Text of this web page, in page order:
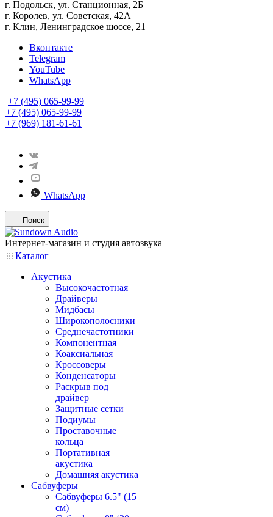
г. Подольск, ул. Станционная, 2Б
г. Королев, ул. Советская, 42А
г. Клин, Ленинградское шоссе, 21
Вконтакте
Telegram
YouTube
WhatsApp
+7 (495) 065-99-99
+7 (495) 065-99-99
+7 (969) 181-61-61
WhatsApp
Поиск
Интернет-магазин и студия автозвука
Каталог
Акустика
Высокочастотная
Драйверы
Мидбасы
Широкополосники
Среднечастотники
Компонентная
Коаксиальная
Кроссоверы
Конденсаторы
Раскрыв под
драйвер
Защитные сетки
Подиумы
Проставочные
кольца
Портативная
акустика
Домашняя акустика
Сабвуферы
Сабвуферы 6.5" (15
см)